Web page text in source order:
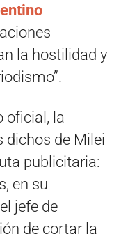
la hostilidad y
oficial, la
dichos de Milei
publicitaria:
en su
jefe de
de cortar la